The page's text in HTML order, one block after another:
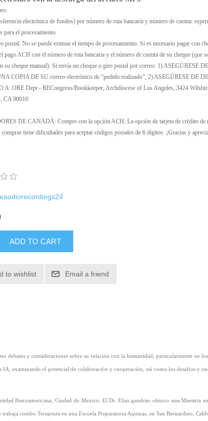
electrónica de fondos) por número de ruta bancaria y número de cuenta:
para el procesamiento
postal: No se puede estimar el tiempo de procesamiento. Si es necesario pagar con
pago ACH con el número de ruta bancaria y el número de cuenta de su cheque (que
su cheque manual). Si envía un cheque o giro postal por correo: 1) ASEGÚRESE DE
COPIA DE SU correo electrónico de “pedido realizado”, 2) ASEGÚRESE DE
A: ORE Dept - RECongress/Bookkeeper, Archdiocese of Los Angeles, 3424
CA 90010
DE CANADÁ: Compre con la opción ACH; La opción de tarjeta de crédito de
compras tiene dificultades para aceptar códigos postales de 6 dígitos. ¡Gracias y
ADD TO CART
to wishlist Email a friend
y consideraciones sobre su relación con la humanidad, particularmente en
examinando el potencial de colaboración y cooperación, así como los desafios y
Iberoamericana, Ciudad de Mexico. El Dr. Elias gambier obtuvo una Maestria
combo Terapeuta en una Escuela Preparatoria Aquinas, en San Bernardino,